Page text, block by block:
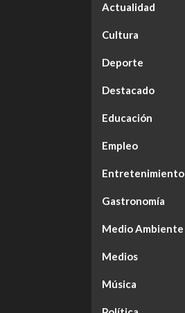
Actualidad
Cultura
Deporte
Destacado
Educación
Empleo
Entretenimiento
Gastronomía
Medio Ambiente
Medios
Música